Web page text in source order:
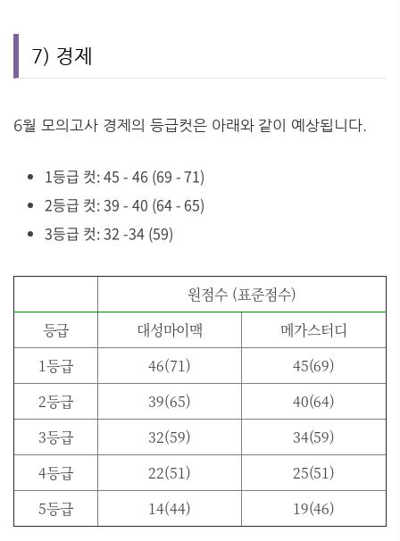
7) 경제
6월 모의고사 경제의 등급컷은 아래와 같이 예상됩니다.
1등급 컷: 45 - 46 (69 - 71)
2등급 컷: 39 - 40 (64 - 65)
3등급 컷: 32 -34 (59)
원점수 (표준점수)
등급
대성마이맥
메가스터디
1등급
46(71)
45(69)
2등급
39(65)
40(64)
3등급
32(59)
34(59)
4등급
22(51)
25(51)
5등급
14(44) 19(46)